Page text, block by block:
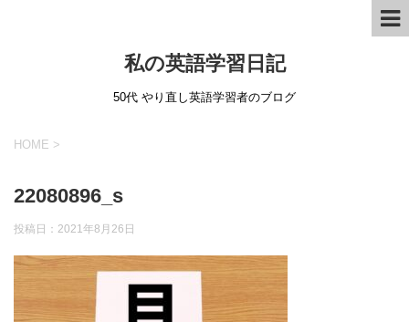
私の英語学習日記
50代 やり直し英語学習者のブログ
HOME >
22080896_s
投稿日： 2021年8月26日